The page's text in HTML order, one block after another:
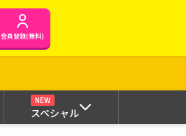
会員登録(無料)
NEW
スペシャル